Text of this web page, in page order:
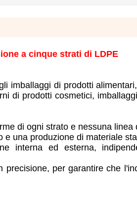
a cinque strati di LDPE
imballaggi di prodotti
di prodotti cosmetici,
di ogni strato e nessuna linea
una produzione di materiale
interna ed esterna,
per garantire che